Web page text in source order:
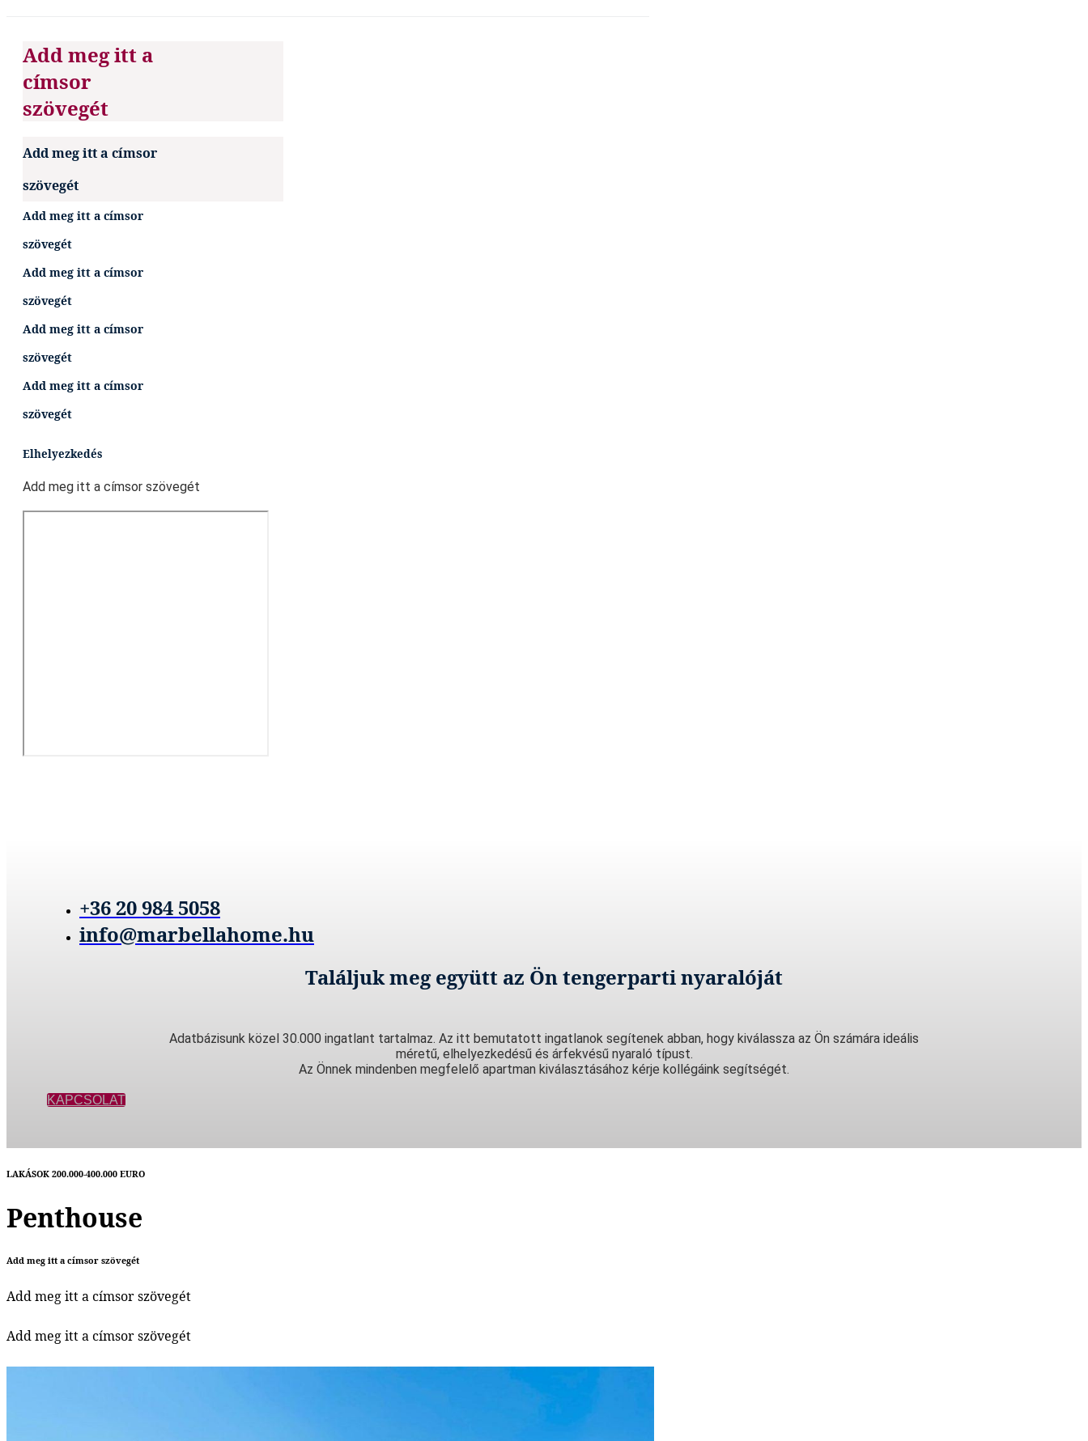
Add meg itt a
címsor
szövegét
Add meg itt a címsor
szövegét
Add meg itt a címsor
szövegét
Add meg itt a címsor
szövegét
Add meg itt a címsor
szövegét
Add meg itt a címsor
szövegét
Elhelyezkedés
Add meg itt a címsor szövegét
+36 20 984 5058
info@marbellahome.hu
Találjuk meg együtt az Ön tengerparti nyaralóját
Adatbázisunk közel 30.000 ingatlant tartalmaz. Az itt bemutatott ingatlanok segítenek abban, hogy kiválassza az Ön számára ideális
méretű, elhelyezkedésű és árfekvésű nyaraló típust.
Az Önnek mindenben megfelelő apartman kiválasztásához kérje kollégáink segítségét.
KAPCSOLAT
LAKÁSOK 200.000-400.000 EURO
Penthouse
Add meg itt a címsor szövegét
Add meg itt a címsor szövegét
Add meg itt a címsor szövegét